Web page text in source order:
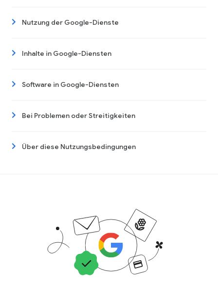
Nutzung der Google-Dienste
Inhalte in Google-Diensten
Software in Google-Diensten
Bei Problemen oder Streitigkeiten
Über diese Nutzungsbedingungen